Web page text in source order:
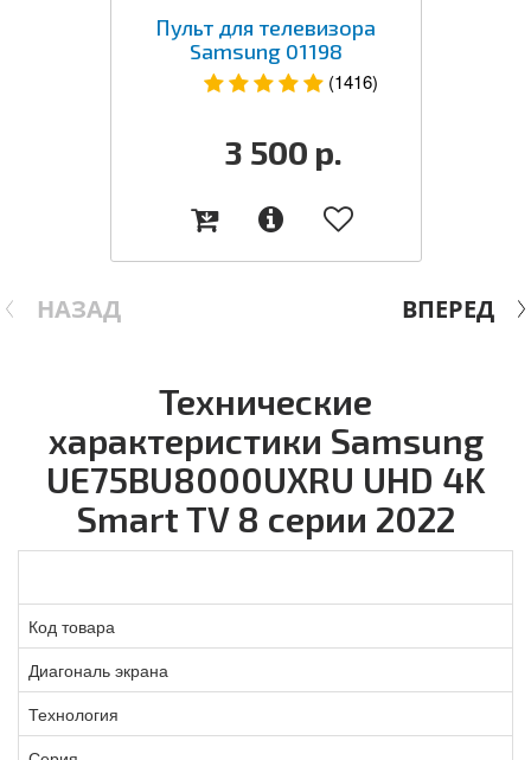
НАЗАД
Пульт для телевизора
Samsung 01198
(1416)
3 500 р.
ВПЕРЕД
Технические
характеристики Samsung
UE75BU8000UXRU UHD 4K
Smart TV 8 серии 2022
Код товара
Диагональ экрана
Технология